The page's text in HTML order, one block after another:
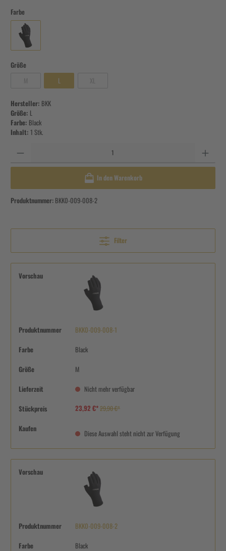
Farbe
Größe
L
Hersteller: BKK
Größe: L
Farbe: Black
Inhalt: 1 Stk.
In den Warenkorb
Produktnummer: BKK0-009-008-2
Filter
Vorschau
Produktnummer BKK0-009-008-1
Farbe Black
Größe M
Lieferzeit Nicht mehr verfügbar
Stückpreis 23,92 €*29,90 €*
Kaufen
Diese Auswahl steht nicht zur Verfügung
Vorschau
Produktnummer BKK0-009-008-2
Farbe Black